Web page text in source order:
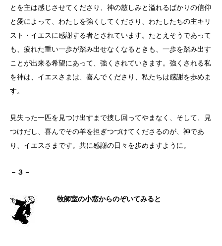
とを主は感じさせてくださり、神の慈しみと溢れるばかりの信仰
と愛によって、わたしを強くしてくださり、わたしたちの主キリ
スト・イエスに感謝する者とされています。たとえそうであって
も、疲れた重い一歩が踏み出せなくなるときも、一歩を踏み出す
ことが出来る希望にあって、強くされていきます。強くされる私
を神は、イエスさまは、喜んでくださり、私たちは感謝を歩めま
す。
見失った一匹を見つけ出すまで捜し回ってやまなく、そして、見
つけだし、喜んでその羊を担ぎつづけてくださるのが、神であ
り、イエスさまです。共に感謝の日々を歩めますように。
－３－
牧師室の小窓からのぞいてみると